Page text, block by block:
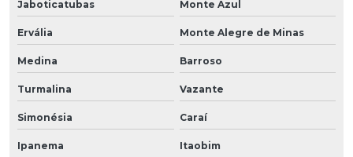
Jaboticatubas Monte Azul
Ervália Monte Alegre de Minas
Medina Barroso
Turmalina Vazante
Simonésia Caraí
Ipanema Itaobim